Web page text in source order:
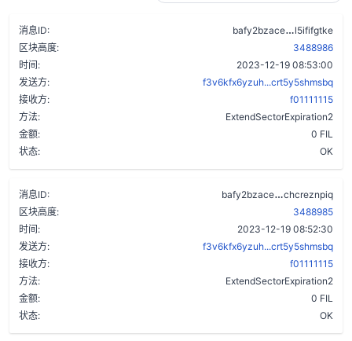
消息ID: bafy2bzace
l5ififgtke
区块高度:
3488986
时间:
2023-12-19 08:53:00
发送方:
f3v6kfx6yzuh...crt5y5shmsbq
接收方:
f01111115
方法:
ExtendSectorExpiration2
金额:
0 FIL
状态:
OK
消息ID: bafy2bzace
chcreznpiq
区块高度:
3488985
时间:
2023-12-19 08:52:30
发送方:
f3v6kfx6yzuh...crt5y5shmsbq
接收方:
f01111115
方法:
ExtendSectorExpiration2
金额:
0 FIL
状态:
OK